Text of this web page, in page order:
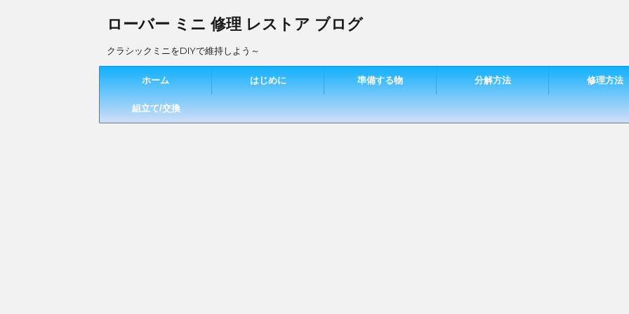
ローバー ミニ 修理 レストア ブログ
クラシックミニをDIYで維持しよう～
ホーム はじめに 準備する物 分解方法 修理方法
組立て/交換